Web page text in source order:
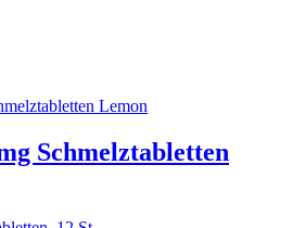
Schmelztabletten